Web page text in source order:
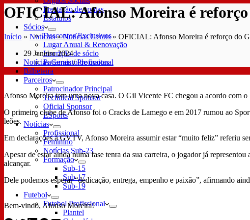
Prestação de contas
Estatutos
Sócios
Descontos Exclusivos
Lugar Anual & Renovação
Inscrição de sócio
Pagamento de quotas
Bilheteira
Parceiros
Patrocinador Principal
Technical Sponsor
Oficial Sponsor
ESports
Notícias
Profissional
Feminino
Notícias Sub-23
Formação
Sub-15
Sub-17
Sub-19
Futebol
Futebol Profissional
Plantel
OFICIAL: Afonso Moreira é
Início » Notícias»Notícias Gerais» OFICIAL: Afonso Moreira é reforço do
29 Janeiro 2024
Notícias Gerais/Profissional
Afonso Moreira tem uma nova casa. O Gil Vicente FC chegou a acordo com
O primeiro clube de Afonso foi o Cracks de Lamego e em 2017 rumou ao
leões.
Em declarações à GVTV, Afonso Moreira assumir estar “muito feliz” referiu
Apesar de estar ainda numa fase tenra da sua carreira, o jogador já
alcançar.
Dele podemos esperar “dedicação, entrega, empenho e paixão”, afirmando
Bem-vindo, Afonso Moreira!